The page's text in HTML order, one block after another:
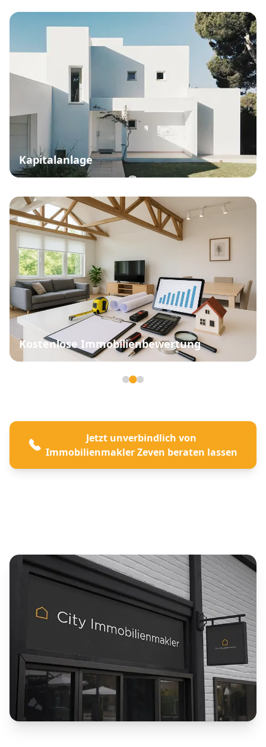
Kapitalanlage
Kostenlose Immobilienbewertung
Jetzt unverbindlich von
Immobilienmakler Zeven beraten lassen